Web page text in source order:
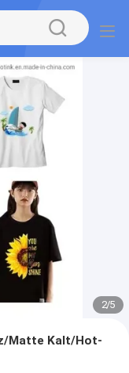
2/5
Matte Kalt/Hot-